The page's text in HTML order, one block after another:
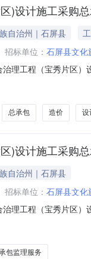
)设计施工采购
自治州｜石屏县
招标单位： 石屏县文化
理工程（宝秀片区
州成峰项目咨询有
总承包 造价 设
)设计施工采购
自治州｜石屏县
招标单位： 石屏县文化
理工程（宝秀片区
项目咨询有限公司
包监理服务